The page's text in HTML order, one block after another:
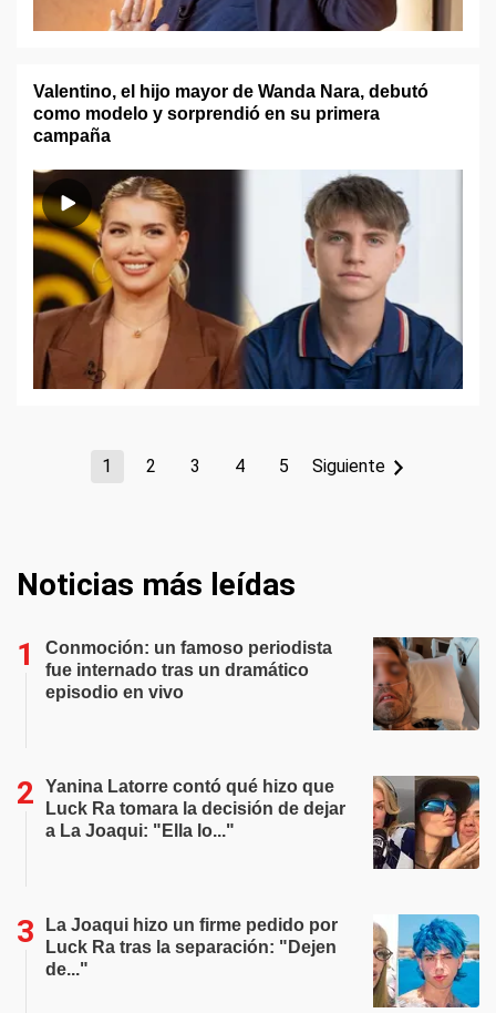
Valentino, el hijo mayor de Wanda Nara, debutó
como modelo y sorprendió en su primera
campaña
1 2 3 4 5 Siguiente
Noticias más leídas
Conmoción: un famoso periodista
fue internado tras un dramático
episodio en vivo
Yanina Latorre contó qué hizo que
Luck Ra tomara la decisión de dejar
a La Joaqui: "Ella lo..."
La Joaqui hizo un firme pedido por
Luck Ra tras la separación: "Dejen
de..."